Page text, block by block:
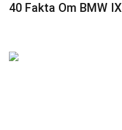
40 Fakta Om BMW IX